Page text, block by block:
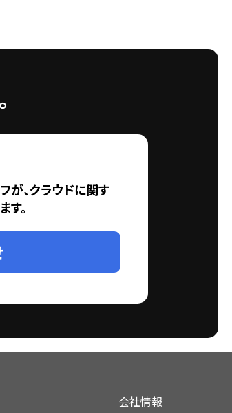
が、クラウドに関す
。
会社情報